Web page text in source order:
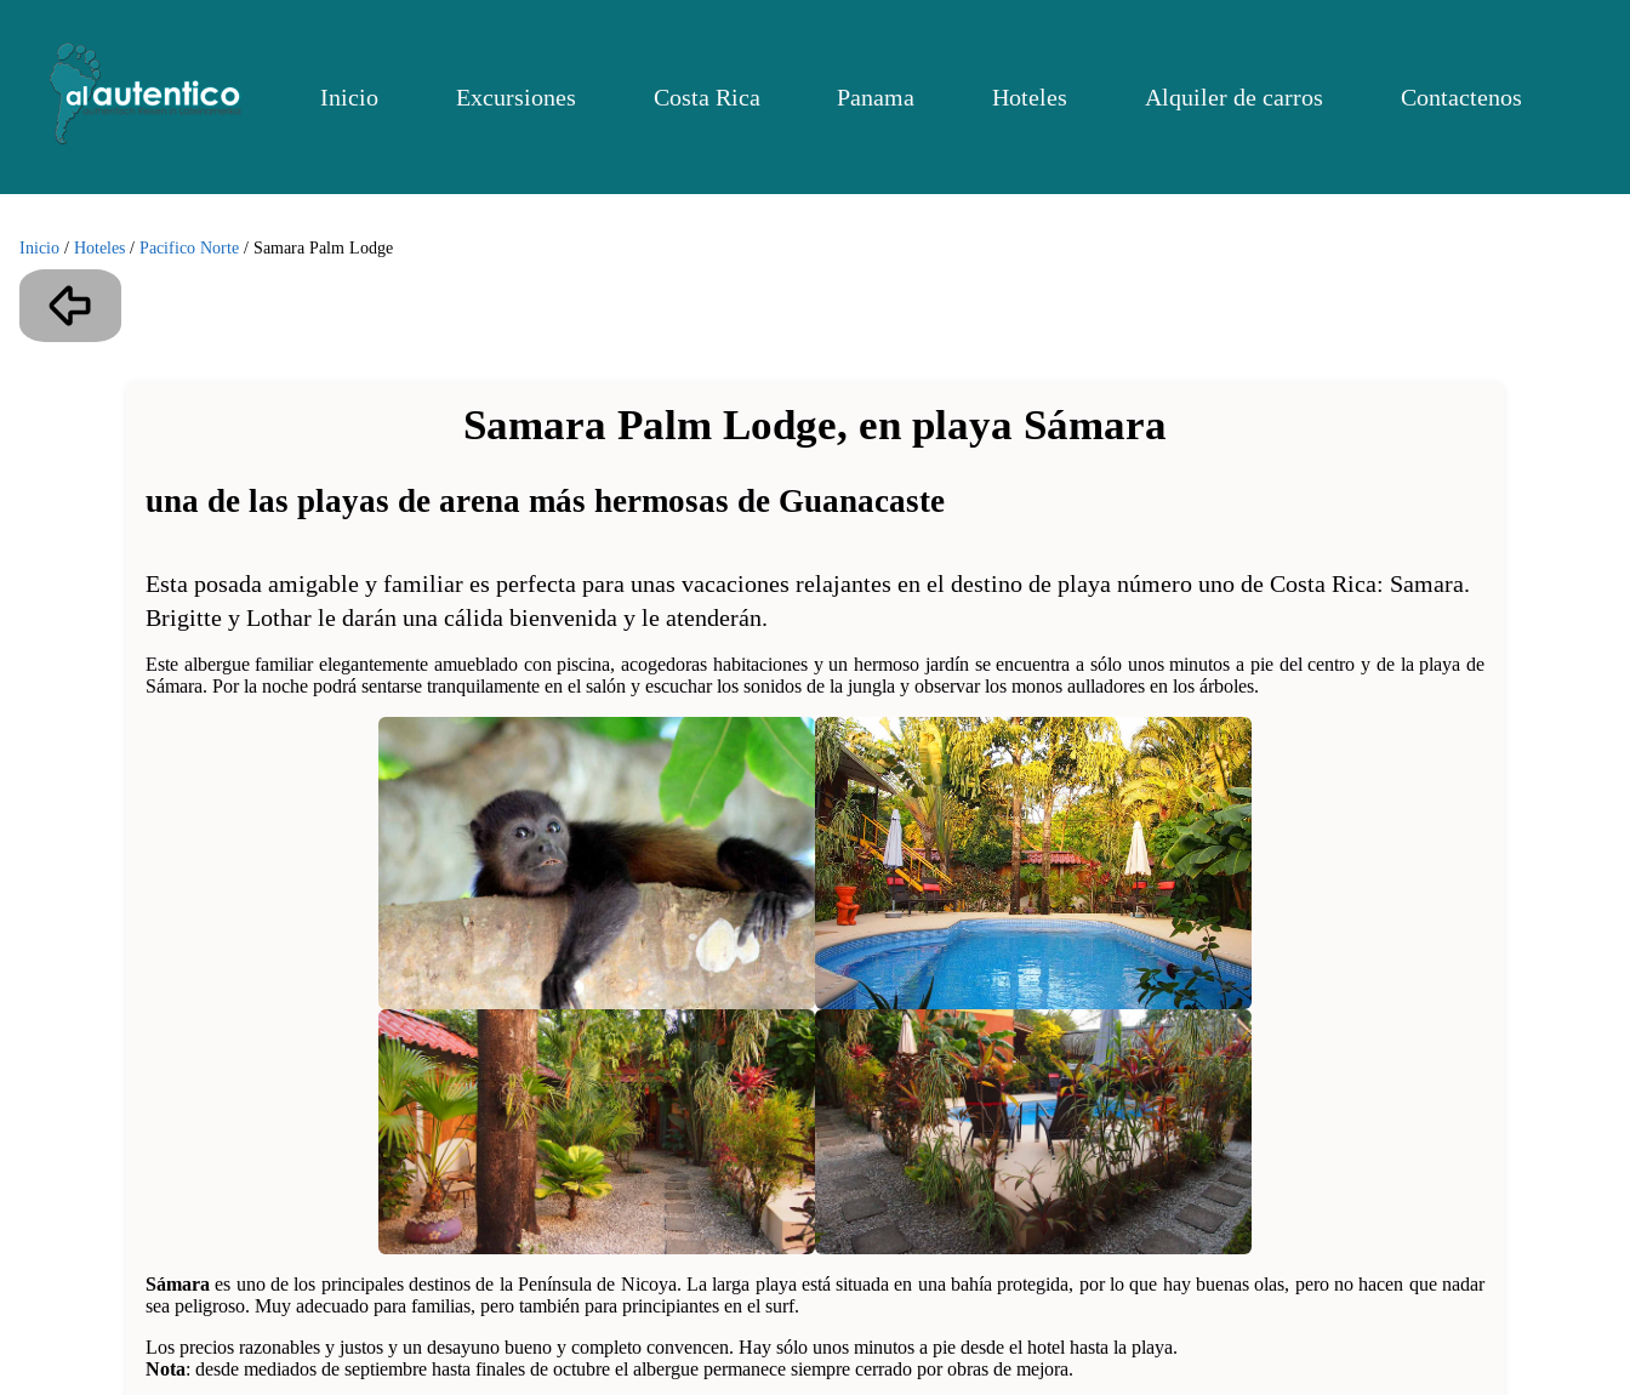
Inicio Excursiones Costa Rica Panama Hoteles Alquiler de carros Contactenos
Inicio / Hoteles / Pacifico Norte / Samara Palm Lodge
Samara Palm Lodge, en playa Sámara
una de las playas de arena más hermosas de Guanacaste
Esta posada amigable y familiar es perfecta para unas vacaciones relajantes en el destino de playa número uno de Costa Rica: Samara.
Brigitte y Lothar le darán una cálida bienvenida y le atenderán.
Este albergue familiar elegantemente amueblado con piscina, acogedoras habitaciones y un hermoso jardín se encuentra a sólo unos minutos a pie del centro y de la playa de
Sámara. Por la noche podrá sentarse tranquilamente en el salón y escuchar los sonidos de la jungla y observar los monos aulladores en los árboles.
Sámara es uno de los principales destinos de la Península de Nicoya. La larga playa está situada en una bahía protegida, por lo que hay buenas olas, pero no hacen que nadar
sea peligroso. Muy adecuado para familias, pero también para principiantes en el surf.
Los precios razonables y justos y un desayuno bueno y completo convencen. Hay sólo unos minutos a pie desde el hotel hasta la playa.
Nota: desde mediados de septiembre hasta finales de octubre el albergue permanece siempre cerrado por obras de mejora.